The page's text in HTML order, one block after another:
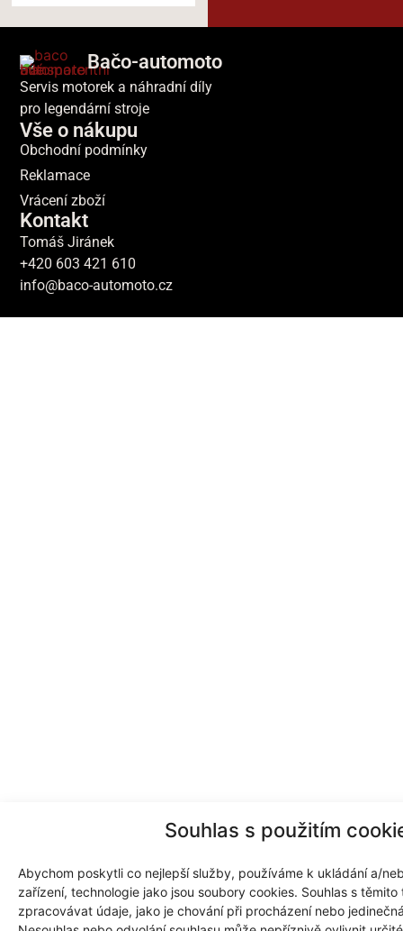
Souhlas s použitím
Abychom poskytli co nejlepší služby, používáme k ukládání a/
zařízení, technologie jako jsou soubory cookies. Souhlas s
zpracovávat údaje, jako je chování při procházení nebo
Bačo-automoto
Servis motorek a náhradní díly
pro legendární stroje
Vše o nákupu
Obchodní podmínky
Reklamace
Vrácení zboží
Kontakt
Tomáš Jiránek
+420 603 421 610
info@baco-automoto.cz